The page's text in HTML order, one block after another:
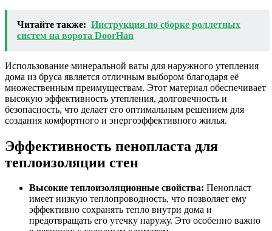
Читайте также: Инструкция по сборке роллетных
систем на ворота DoorHan
Использование минеральной ваты для наружного утепления
дома из бруса является отличным выбором благодаря её
множественным преимуществам. Этот материал обеспечивает
высокую эффективность утепления, долговечность и
безопасность, что делает его оптимальным решением для
создания комфортного и энергоэффективного жилья.
Эффективность пенопласта для
теплоизоляции стен
Высокие теплоизоляционные свойства: Пенопласт
имеет низкую теплопроводность, что позволяет ему
эффективно сохранять тепло внутри дома и
предотвращать его утечку наружу. Это особенно важно